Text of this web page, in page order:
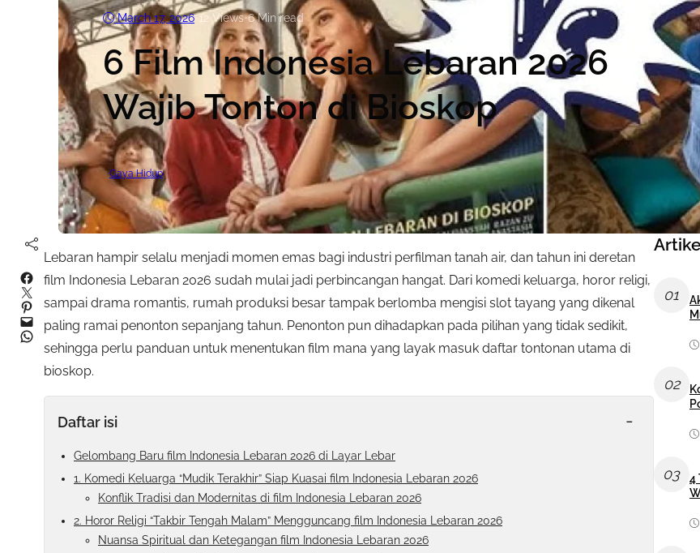
March 17, 2026•12 Views•6 Min read
6 Film Indonesia Lebaran 2026
Wajib Tonton di Bioskop
Gaya Hidup
Facebook
Twitter
Pinterest
Mail
WhatsApp
Lebaran hampir selalu menjadi momen emas bagi industri perfilman tanah air, dan tahun ini deretan
film Indonesia Lebaran 2026 sudah mulai jadi perbincangan hangat. Dari komedi keluarga, horor religi,
sampai drama romantis, rumah produksi besar tampak berlomba mengisi slot tayang yang dikenal
paling ramai penonton sepanjang tahun. Penonton pun dihadapkan pada pilihan yang tidak sedikit,
sehingga perlu panduan untuk menentukan film mana yang layak masuk daftar tontonan utama di
bioskop.
Daftar isi -
Gelombang Baru film Indonesia Lebaran 2026 di Layar Lebar
1. Komedi Keluarga “Mudik Terakhir” Siap Kuasai film Indonesia Lebaran 2026
Konflik Tradisi dan Modernitas di film Indonesia Lebaran 2026
2. Horor Religi “Takbir Tengah Malam” Mengguncang film Indonesia Lebaran 2026
Nuansa Spiritual dan Ketegangan film Indonesia Lebaran 2026
01
02
03
4